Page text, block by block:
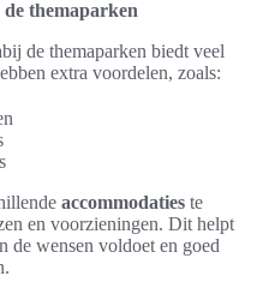
themaparken
de themaparken biedt veel
extra voordelen, zoals:
accommodaties te
en voorzieningen. Dit helpt
de wensen voldoet en goed